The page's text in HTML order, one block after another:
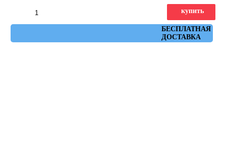
БЕСПЛАТНАЯ
ДОСТАВКА
купить